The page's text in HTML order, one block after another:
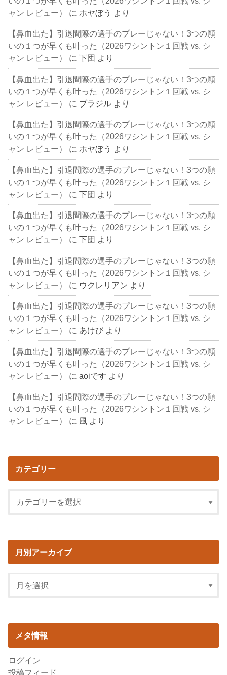
ャン レビュー）
に ホヤぼう より
【鼻血出た】引退間際の選手のプレーじゃない！3つの願
いの１つが早くも叶った（2026ワシントン１回戦 vs. シ
ャン レビュー）
に下団 より
【鼻血出た】引退間際の選手のプレーじゃない！3つの願
いの１つが早くも叶った（2026ワシントン１回戦 vs. シ
ャン レビュー）
に ブラジル より
【鼻血出た】引退間際の選手のプレーじゃない！3つの願
いの１つが早くも叶った（2026ワシントン１回戦 vs. シ
ャン レビュー）
に ホヤぼう より
【鼻血出た】引退間際の選手のプレーじゃない！3つの願
いの１つが早くも叶った（2026ワシントン１回戦 vs. シ
ャン レビュー）
に下団 より
【鼻血出た】引退間際の選手のプレーじゃない！3つの願
いの１つが早くも叶った（2026ワシントン１回戦 vs. シ
ャン レビュー）
に下団 より
【鼻血出た】引退間際の選手のプレーじゃない！3つの願
いの１つが早くも叶った（2026ワシントン１回戦 vs. シ
ャン レビュー）
に ウクレリアン より
【鼻血出た】引退間際の選手のプレーじゃない！3つの願
いの１つが早くも叶った（2026ワシントン１回戦 vs. シ
ャン レビュー）
に あけび より
【鼻血出た】引退間際の選手のプレーじゃない！3つの願
いの１つが早くも叶った（2026ワシントン１回戦 vs. シ
ャン レビュー）
にaoiです より
【鼻血出た】引退間際の選手のプレーじゃない！3つの願
いの１つが早くも叶った（2026ワシントン１回戦 vs. シ
ャン レビュー）
に 風 より
カテゴリー
月別アーカイブ
メタ情報
ログイン
投稿フィード